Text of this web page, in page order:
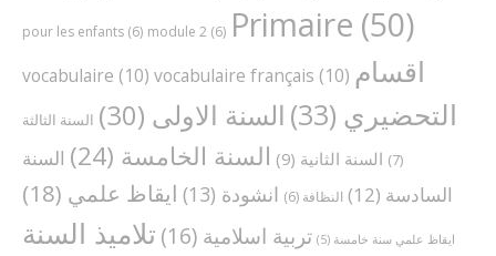
pour les enfants (6) module 2 (6) Primaire (50)
vocabulaire (10) vocabulaire français (10) اقسام
التحضيري (33) السنة الاولى (30)
السنة الثالثة
(7)
السنة الثانية (9) السنة الخامسة (24)
السنة
السادسة (12) النظافة (6) انشودة (13) ايقاظ علمي (18)
ايقاظ علمي سنة خامسة (5) تربية اسلامية (16)
تلاميذ السنة